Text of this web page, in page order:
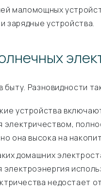
маломощных
зарядные устройства.
Разновидности
устройства
она высока на
домашних
недостает